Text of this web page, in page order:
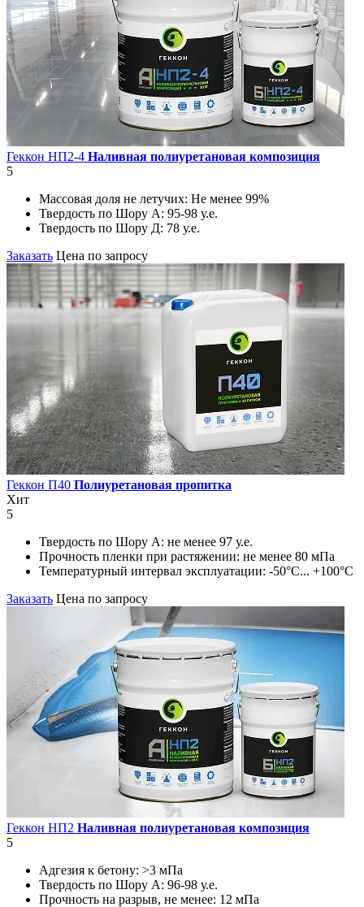
Геккон НП2-4 Наливная полиуретановая композиция
5
Массовая доля не летучих: Не менее 99%
Твердость по Шору А: 95-98 у.е.
Твердость по Шору Д: 78 у.е.
Заказать Цена по запросу
Геккон П40 Полиуретановая пропитка
Хит
5
Твердость по Шору А: не менее 97 у.е.
Прочность пленки при растяжении: не менее 80 мПа
Температурный интервал эксплуатации: -50°С... +100°С
Заказать Цена по запросу
Геккон НП2 Наливная полиуретановая композиция
5
Адгезия к бетону: >3 мПа
Твердость по Шору А: 96-98 у.е.
Прочность на разрыв, не менее: 12 мПа